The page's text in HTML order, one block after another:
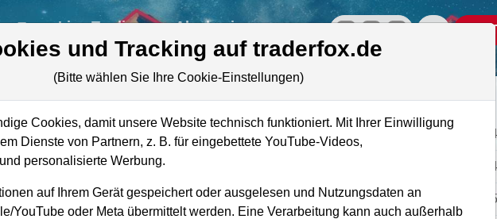
Live-Trading Akademie offizielle Social Media-
Aktien-
Marktkapitalisierung
Umsatz
und Tracking auf traderfox.de
(Bitte wählen Sie Ihre Cookie-Einstellungen)
Cookies, damit unsere Website technisch funktioniert. Mit Ihrer Einwilligung
Dienste von Partnern, z. B. für eingebettete YouTube-Videos,
personalisierte Werbung.
auf Ihrem Gerät gespeichert oder ausgelesen und Nutzungsdaten an
YouTube oder Meta übermittelt werden. Eine Verarbeitung kann auch außerhalb